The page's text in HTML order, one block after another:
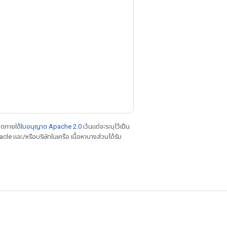
ภายใต้ใบอนุญาต Apache 2.0 เว้นแต่จะระบุไว้เป็น
และ/หรือบริษัทในเครือ เนื้อหาบางส่วนได้รับ